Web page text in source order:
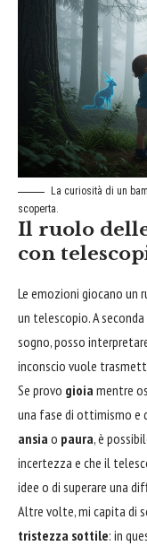
La curiosità di un
scoperta.
Il ruolo
con
Le emozioni giocano un
un telescopio. A
sogno, posso
inconscio vuole
Se provo gioia mentre
una fase di ottimismo e
ansia o paura, è
incertezza e che il
idee o di superare una
Altre volte, mi capita di
tristezza sottile: in